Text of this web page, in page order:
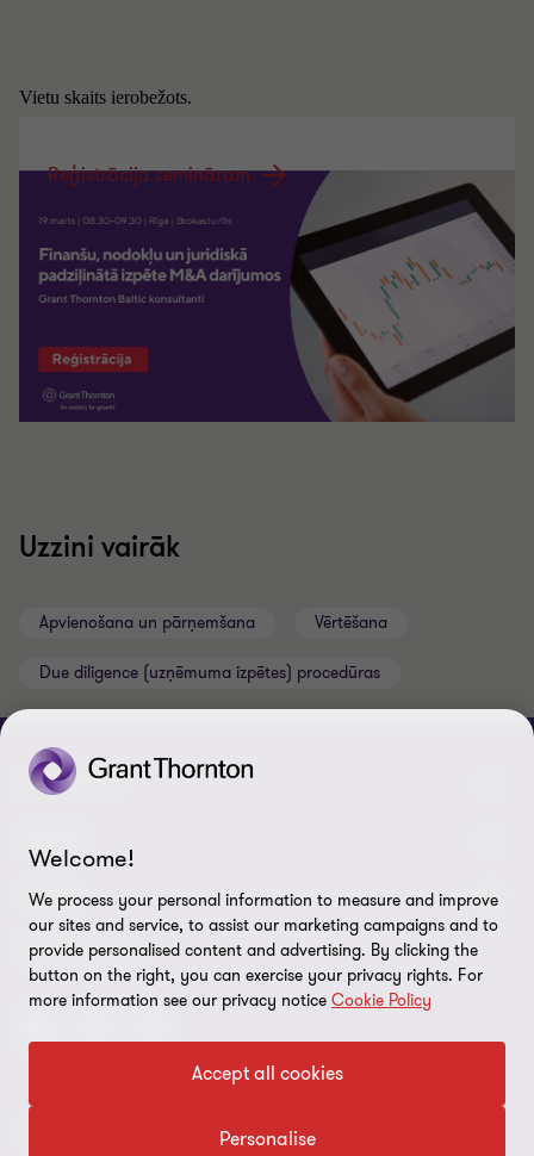
Vietu skaits ierobežots.
Reģistrācija semināram
Uzzini vairāk
Apvienošana un pārņemšana Vērtēšana
Due diligence (uzņēmuma izpētes) procedūras
CONNECT
Sazinieties ar mums
Grant Thornton Baltic Lietuvā
Grant Thornton Baltic Igaunijā
Par mums
Atklātības ziņojumi
Digitālo prasmju attīstība
LEGAL
Privātuma politika
Likumība
CV Pretendentu apstrādes politika
SEKO MUMS
© 2026 Grant Thornton Baltic SIA – Visas tiesības ir aizsargātas
Welcome!
We process your personal information to measure and improve
our sites and service, to assist our marketing campaigns and to
provide personalised content and advertising. By clicking the
button on the right, you can exercise your privacy rights. For
more information see our privacy notice Cookie Policy
Accept all cookies
Personalise